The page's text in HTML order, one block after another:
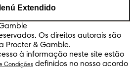
Extendido
Os direitos autorais são
Procter & Gamble.
à informação neste site estão
Condições definidos no nosso acordo